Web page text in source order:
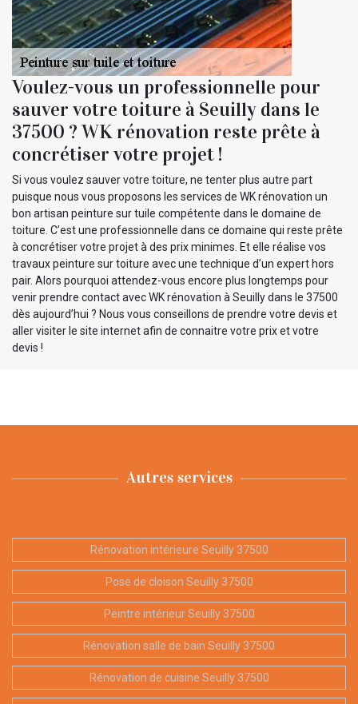
Voulez-vous un professionnelle pour
sauver votre toiture à Seuilly dans le
37500 ? WK rénovation reste prête à
concrétiser votre projet !
Si vous voulez sauver votre toiture, ne tenter plus autre part
puisque nous vous proposons les services de WK rénovation un
bon artisan peinture sur tuile compétente dans le domaine de
toiture. C’est une professionnelle dans ce domaine qui reste prête
à concrétiser votre projet à des prix minimes. Et elle réalise vos
travaux peinture sur toiture avec une technique d’un expert hors
pair. Alors pourquoi attendez-vous encore plus longtemps pour
venir prendre contact avec WK rénovation à Seuilly dans le 37500
dès aujourd’hui ? Nous vous conseillons de prendre votre devis et
aller visiter le site internet afin de connaitre votre prix et votre
devis !
Autres services
Rénovation intérieure Seuilly 37500
Pose de cloison Seuilly 37500
Peintre intérieur Seuilly 37500
Rénovation salle de bain Seuilly 37500
Rénovation de cuisine Seuilly 37500